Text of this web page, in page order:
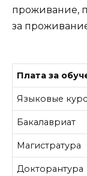
проживание,
за
Плата за
Языковые
Бакалавриат
Магистратура
Докторантура